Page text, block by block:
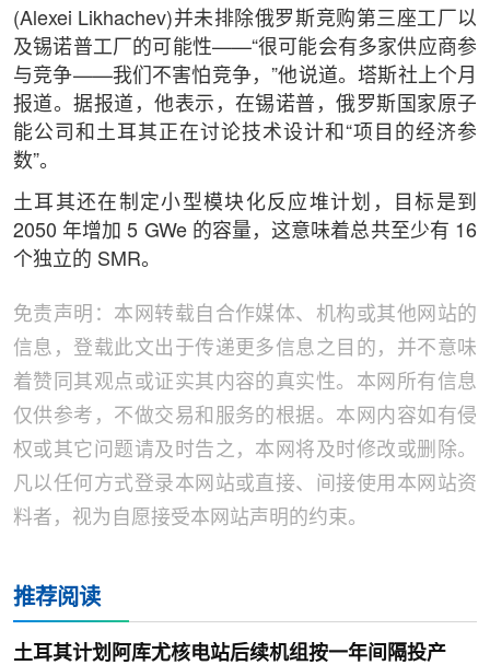
(Alexei Likhachev)并未排除俄罗斯竞购第三座工厂以
及锡诺普工厂的可能性——“很可能会有多家供应商参
与竞争——我们不害怕竞争，”他说道。塔斯社上个月
报道。据报道，他表示，在锡诺普，俄罗斯国家原子
能公司和土耳其正在讨论技术设计和“项目的经济参
数”。
土耳其还在制定小型模块化反应堆计划，目标是到
2050 年增加 5 GWe 的容量，这意味着总共至少有 16
个独立的 SMR。
免责声明：本网转载自合作媒体、机构或其他网站的
信息，登载此文出于传递更多信息之目的，并不意味
着赞同其观点或证实其内容的真实性。本网所有信息
仅供参考，不做交易和服务的根据。本网内容如有侵
权或其它问题请及时告之，本网将及时修改或删除。
凡以任何方式登录本网站或直接、间接使用本网站资
料者，视为自愿接受本网站声明的约束。
推荐阅读
土耳其计划阿库尤核电站后续机组按一年间隔投产